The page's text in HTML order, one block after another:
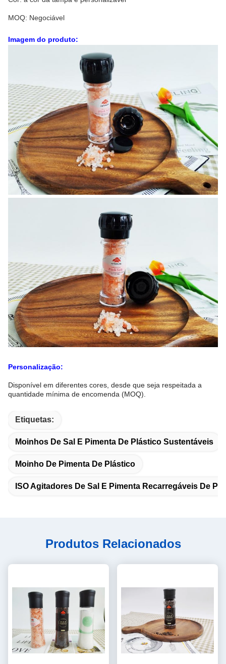
MOQ: Negociável
Imagem do produto:
Personalização:
Disponível em diferentes cores, desde que seja respeitada a
quantidade mínima de encomenda (MOQ).
Etiquetas:
Moinhos De Sal E Pimenta De Plástico Sustentáveis
Moinho De Pimenta De Plástico
ISO Agitadores De Sal E Pimenta Recarregáveis De
Produtos Relacionados